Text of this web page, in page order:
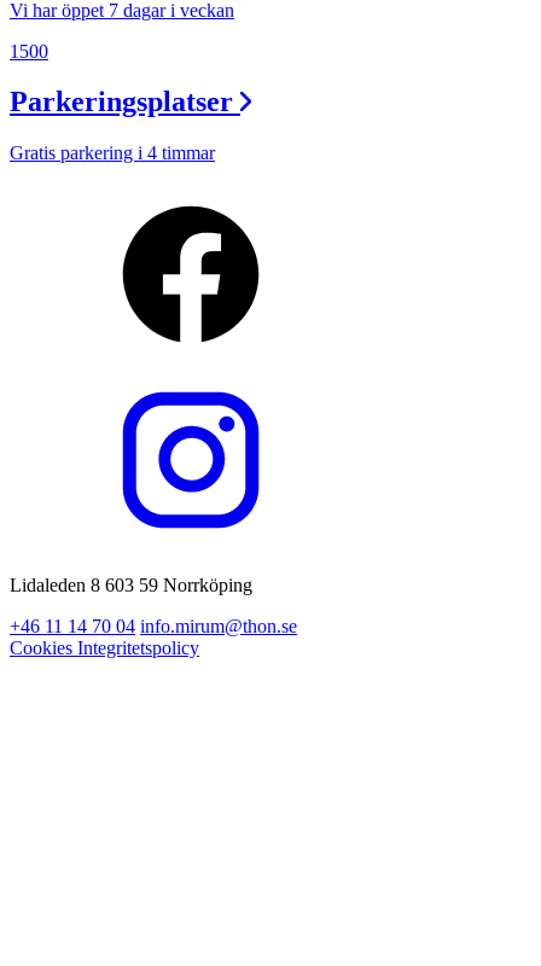
Vi har öppet 7 dagar i veckan
1500
Parkeringsplatser
Gratis parkering i 4 timmar
Lidaleden 8 603 59 Norrköping
+46 11 14 70 04 info.mirum@thon.se
Cookies Integritetspolicy